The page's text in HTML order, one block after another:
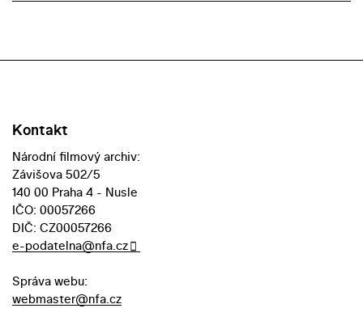
Kontakt
Národní filmový archiv:
Závišova 502/5
140 00 Praha 4 - Nusle
IČO: 00057266
DIČ: CZ00057266
e-podatelna@nfa.cz
Správa webu:
webmaster@nfa.cz